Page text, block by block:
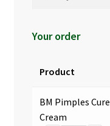
Your order
Product
BM Pimples Cure
Cream